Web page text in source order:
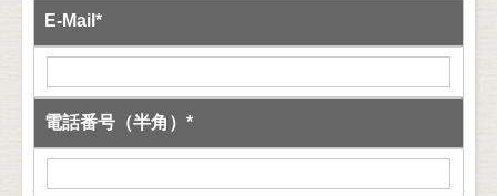
E-Mail*
電話番号（半角）*